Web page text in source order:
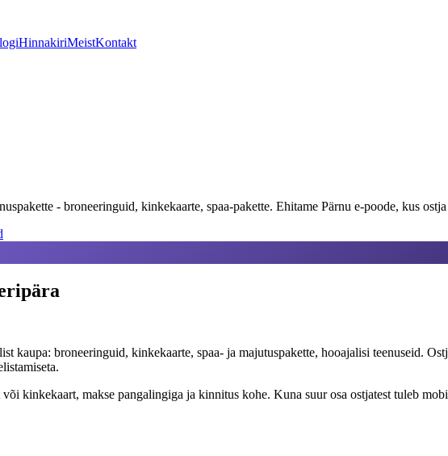
HinnakiriMeistKontakt
- broneeringuid, kinkekaarte, spaa-pakette. Ehitame Pärnu e-poode, kus
kaupa: broneeringuid, kinkekaarte, spaa- ja majutuspakette, hooajalisi teenuseid.
kinkekaart, makse pangalingiga ja kinnitus kohe. Kuna suur osa ostjatest tuleb